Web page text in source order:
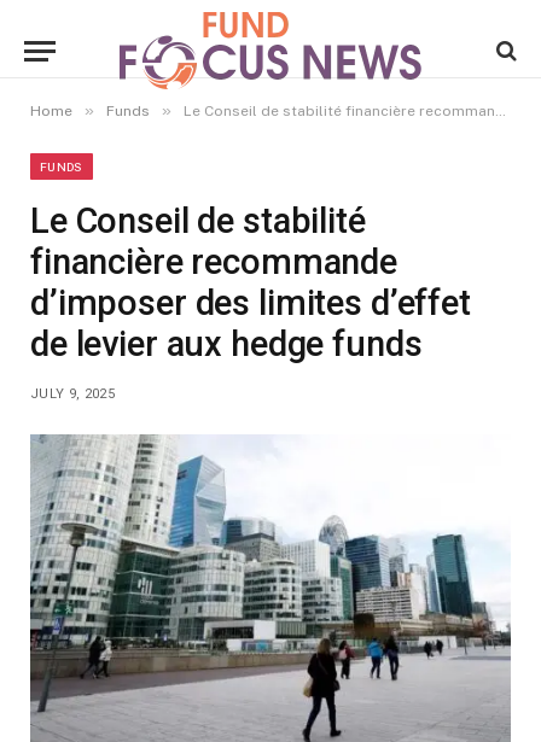
Home » Funds » Le Conseil de stabilité financière recommande d’imposer des limites d’effet de levier aux hedge funds
FUNDS
Le Conseil de stabilité
financière recommande
d’imposer des limites d’effet
de levier aux hedge funds
JULY 9, 2025